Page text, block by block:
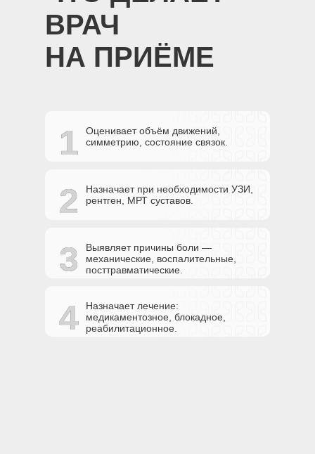
ВРАЧ
НА ПРИЁМЕ
Назначает лечение:
медикаментозное, блокадное,
реабилитационное.
4
4
Выявляет причины боли —
механические, воспалительные,
посттравматические.
3
3
Назначает при необходимости УЗИ,
рентген, МРТ суставов.
2
2
Оценивает объём движений,
симметрию, состояние связок.
1
1